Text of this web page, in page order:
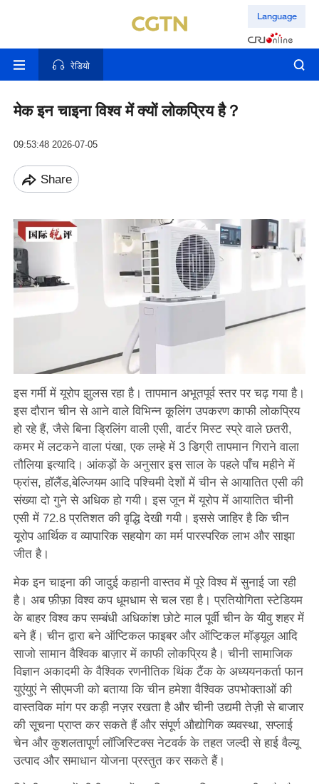
Language
रेडियो
मेक इन चाइना विश्व में क्यों लोकप्रिय है？
09:53:48 2026-07-05
Share
इस गर्मी में यूरोप झुलस रहा है। तापमान अभूतपूर्व स्तर पर चढ़ गया है।
इस दौरान चीन से आने वाले विभिन्न कूलिंग उपकरण काफी लोकप्रिय
हो रहे हैं, जैसे बिना ड्रिलिंग वाली एसी, वार्टर मिस्ट स्प्रे वाले छतरी,
कमर में लटकने वाला पंखा, एक लम्हे में 3 डिग्री तापमान गिराने वाला
तौलिया इत्यादि। आंकड़ों के अनुसार इस साल के पहले पाँच महीने में
फ्रांस, हॉलैंड,बेल्जियम आदि पश्चिमी देशों में चीन से आयातित एसी की
संख्या दो गुने से अधिक हो गयी। इस जून में यूरोप में आयातित चीनी
एसी में 72.8 प्रतिशत की वृद्धि देखी गयी। इससे जाहिर है कि चीन
यूरोप आर्थिक व व्यापारिक सहयोग का मर्म पारस्परिक लाभ और साझा
जीत है।
मेक इन चाइना की जादुई कहानी वास्तव में पूरे विश्व में सुनाई जा रही
है। अब फ़ीफ़ा विश्व कप धूमधाम से चल रहा है। प्रतियोगिता स्टेडियम
के बाहर विश्व कप सम्बंधी अधिकांश छोटे माल पूर्वी चीन के यीवु शहर में
बने हैं। चीन द्वारा बने ऑप्टिकल फाइबर और ऑप्टिकल मॉड्यूल आदि
साजो सामान वैश्विक बाज़ार में काफी लोकप्रिय है। चीनी सामाजिक
विज्ञान अकादमी के वैश्विक रणनीतिक थिंक टैंक के अध्ययनकर्ता फान
युएंयुएं ने सीएमजी को बताया कि चीन हमेशा वैश्विक उपभोक्ताओं की
वास्तविक मांग पर कड़ी नज़र रखता है और चीनी उद्यमी तेज़ी से बाजार
की सूचना प्राप्त कर सकते हैं और संपूर्ण औद्योगिक व्यवस्था, सप्लाई
चेन और कुशलतापूर्ण लॉजिस्टिक्स नेटवर्क के तहत जल्दी से हाई वैल्यू
उत्पाद और समाधान योजना प्रस्तुत कर सकते हैं।